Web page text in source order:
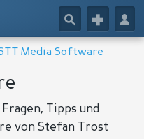
👤
+
🔎
Media Software
Tipps und
von Stefan Trost